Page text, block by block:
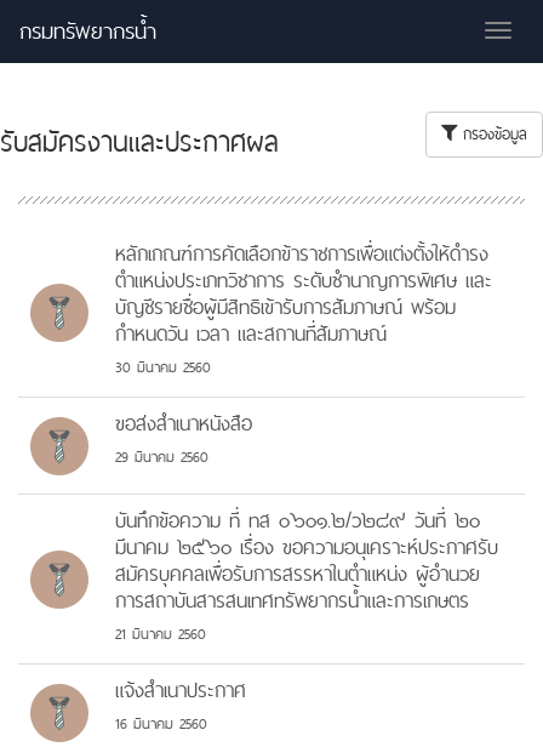
กรมทรัพยากรน้ำ
รับสมัครงานและประกาศผล กรองข้อมูล
หลักเกณฑ์การคัดเลือกข้าราชการเพื่อแต่งตั้งให้ดำรง
ตำแหน่งประเภทวิชาการ ระดับชำนาญการพิเศษ และ
บัญชีรายชื่อผู้มีสิทธิเข้ารับการสัมภาษณ์ พร้อม
กำหนดวัน เวลา และสถานที่สัมภาษณ์
30 มีนาคม 2560
ขอส่งสำเนาหนังสือ
29 มีนาคม 2560
บันทึกข้อความ ที่ ทส ๐๖๐๑.๒/ว๒๘๙ วันที่ ๒๐
มีนาคม ๒๕๖๐ เรื่อง ขอความอนุเคราะห์ประกาศรับ
สมัครบุคคลเพื่อรับการสรรหาในตำแหน่ง ผู้อำนวย
การสถาบันสารสนเทศทรัพยากรน้ำและการเกษตร
21 มีนาคม 2560
แจ้งสำเนาประกาศ
16 มีนาคม 2560